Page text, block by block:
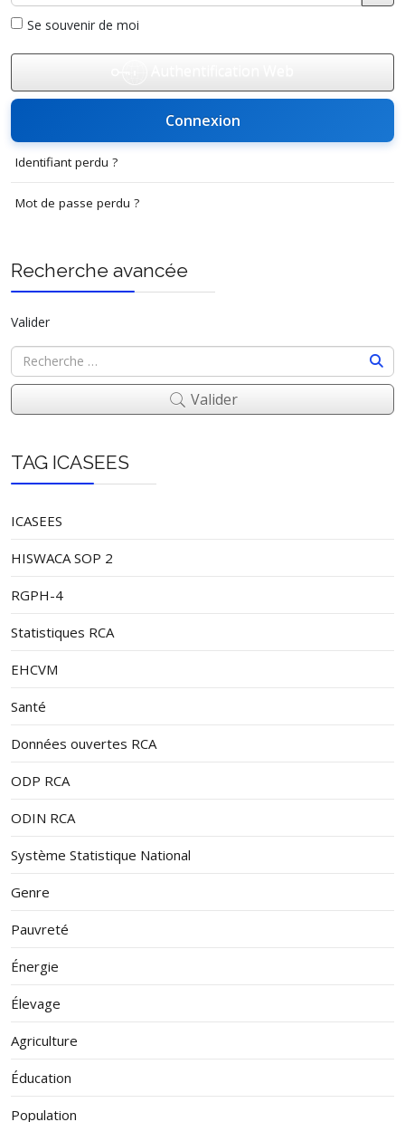
Se souvenir de moi
Connexion
Identifiant perdu ?
Mot de passe perdu ?
Recherche avancée
Valider
Valider
TAG ICASEES
ICASEES
HISWACA SOP 2
RGPH-4
Statistiques RCA
EHCVM
Santé
Données ouvertes RCA
ODP RCA
ODIN RCA
Système Statistique National
Genre
Pauvreté
Énergie
Élevage
Agriculture
Éducation
Population